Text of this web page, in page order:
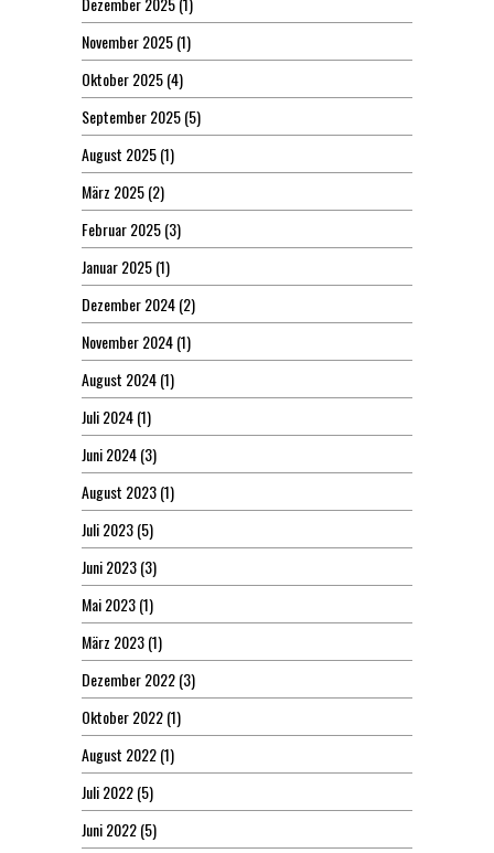
November 2025(1)
Oktober 2025(4)
September 2025(5)
August 2025(1)
März 2025(2)
Februar 2025(3)
Januar 2025(1)
Dezember 2024(2)
November 2024(1)
August 2024(1)
Juli 2024(1)
Juni 2024(3)
August 2023(1)
Juli 2023(5)
Juni 2023(3)
Mai 2023(1)
März 2023(1)
Dezember 2022(3)
Oktober 2022(1)
August 2022(1)
Juli 2022(5)
Juni 2022(5)